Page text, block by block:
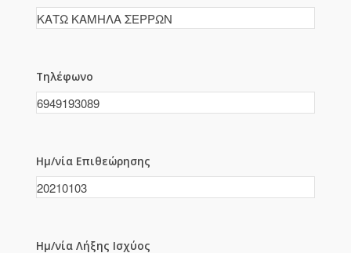
Τηλέφωνο
Ημ/νία Επιθεώρησης
Ημ/νία Λήξης Ισχύος